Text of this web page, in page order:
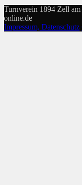
Turnverein 1894 Zell
online.de
Impressum, Datenschutz